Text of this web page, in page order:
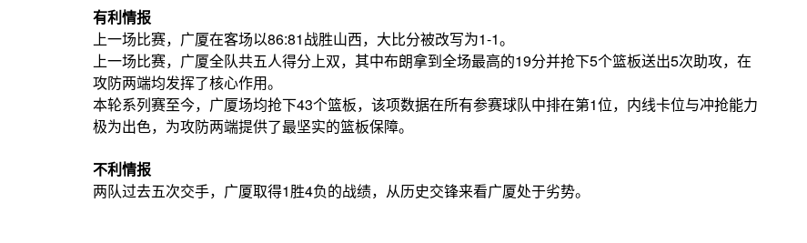
有利情报
上一场比赛，广厦在客场以86:81战胜山西，大比分被改写为1-1。
上一场比赛，广厦全队共五人得分上双，其中布朗拿到全场最高的19分并抢下5个篮板送出5次助攻，在
攻防两端均发挥了核心作用。
本轮系列赛至今，广厦场均抢下43个篮板，该项数据在所有参赛球队中排在第1位，内线卡位与冲抢能力
极为出色，为攻防两端提供了最坚实的篮板保障。
不利情报
两队过去五次交手，广厦取得1胜4负的战绩，从历史交锋来看广厦处于劣势。